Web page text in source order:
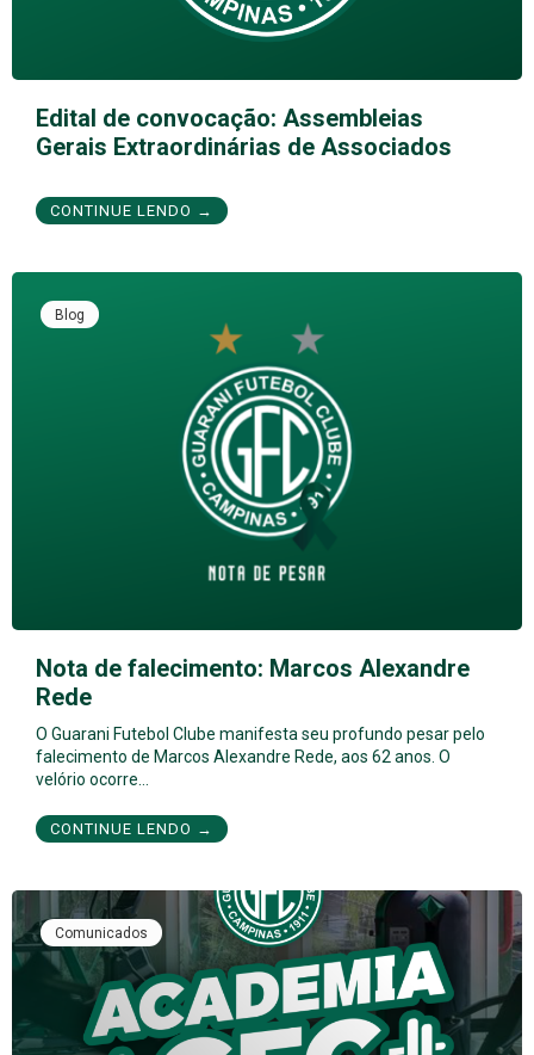
Edital de convocação: Assembleias
Gerais Extraordinárias de Associados
CONTINUE LENDO →
Blog
Nota de falecimento: Marcos Alexandre
Rede
O Guarani Futebol Clube manifesta seu profundo pesar pelo
falecimento de Marcos Alexandre Rede, aos 62 anos. O
velório ocorre…
CONTINUE LENDO →
Comunicados